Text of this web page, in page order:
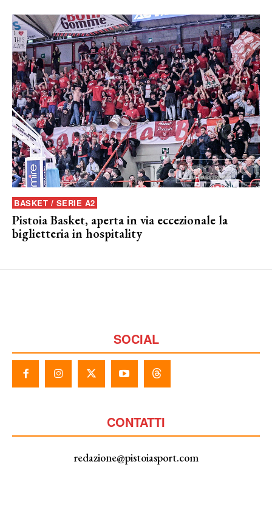
BASKET / SERIE A2
Pistoia Basket, aperta in via eccezionale la
biglietteria in hospitality
SOCIAL
CONTATTI
redazione@pistoiasport.com